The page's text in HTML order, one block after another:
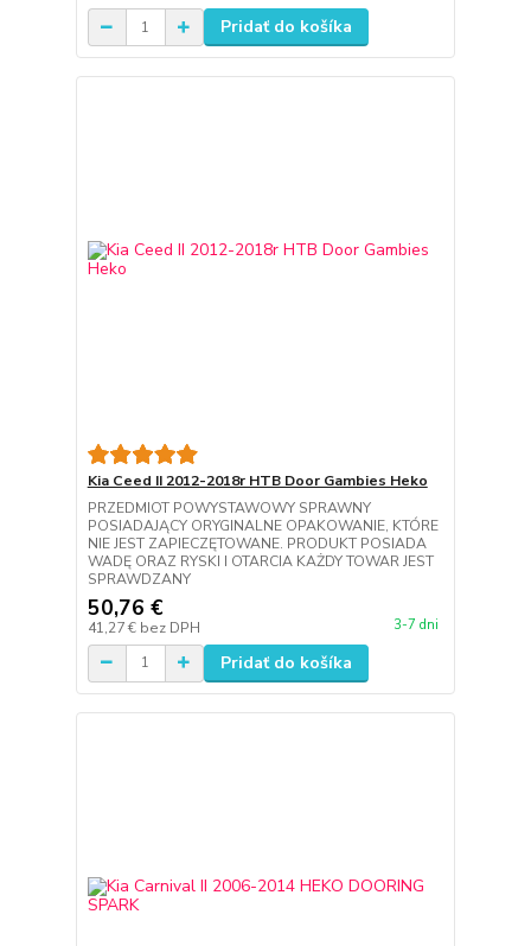
Pridať do košíka
Kia Ceed II 2012-2018r HTB Door Gambies Heko
PRZEDMIOT POWYSTAWOWY SPRAWNY
POSIADAJĄCY ORYGINALNE OPAKOWANIE, KTÓRE
NIE JEST ZAPIECZĘTOWANE. PRODUKT POSIADA
WADĘ ORAZ RYSKI I OTARCIA KAŻDY TOWAR JEST
SPRAWDZANY
50,76 €
41,27 € bez DPH 3-7 dni
Pridať do košíka